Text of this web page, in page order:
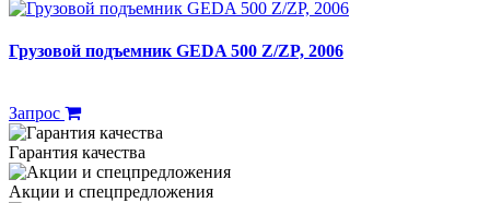
Грузовой подъемник GEDA 500 Z/ZP, 2006
Запрос
Гарантия качества
Акции и спецпредложения